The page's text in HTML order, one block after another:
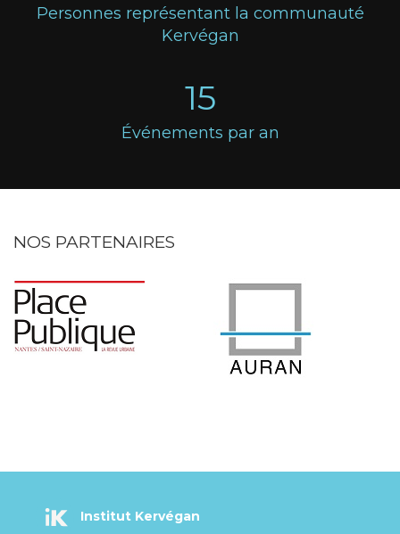
Personnes représentant la communauté
Kervégan
15
Événements par an
NOS PARTENAIRES
Institut Kervégan